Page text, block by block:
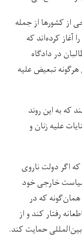
از کشورها از جمله
آغاز کرده‌اند که
در دادگاه
تبعیض علیه
که به این روند
علیه زنان و
اگر دولت ناروی
سیاست خارجی خود
که در
رفتار کند و از
حمایت کند.